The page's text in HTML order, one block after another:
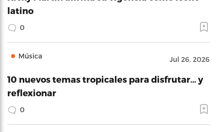
latino
0
Música Jul 26, 2026
10 nuevos temas tropicales para disfrutar… y
reflexionar
0